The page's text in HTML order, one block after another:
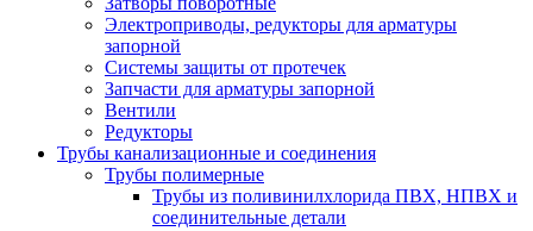
Электроприводы, редукторы для арматуры
запорной
Системы защиты от протечек
Запчасти для арматуры запорной
Вентили
Редукторы
Трубы канализационные и соединения
Трубы полимерные
Трубы из поливинилхлорида ПВХ, НПВХ и
соединительные детали